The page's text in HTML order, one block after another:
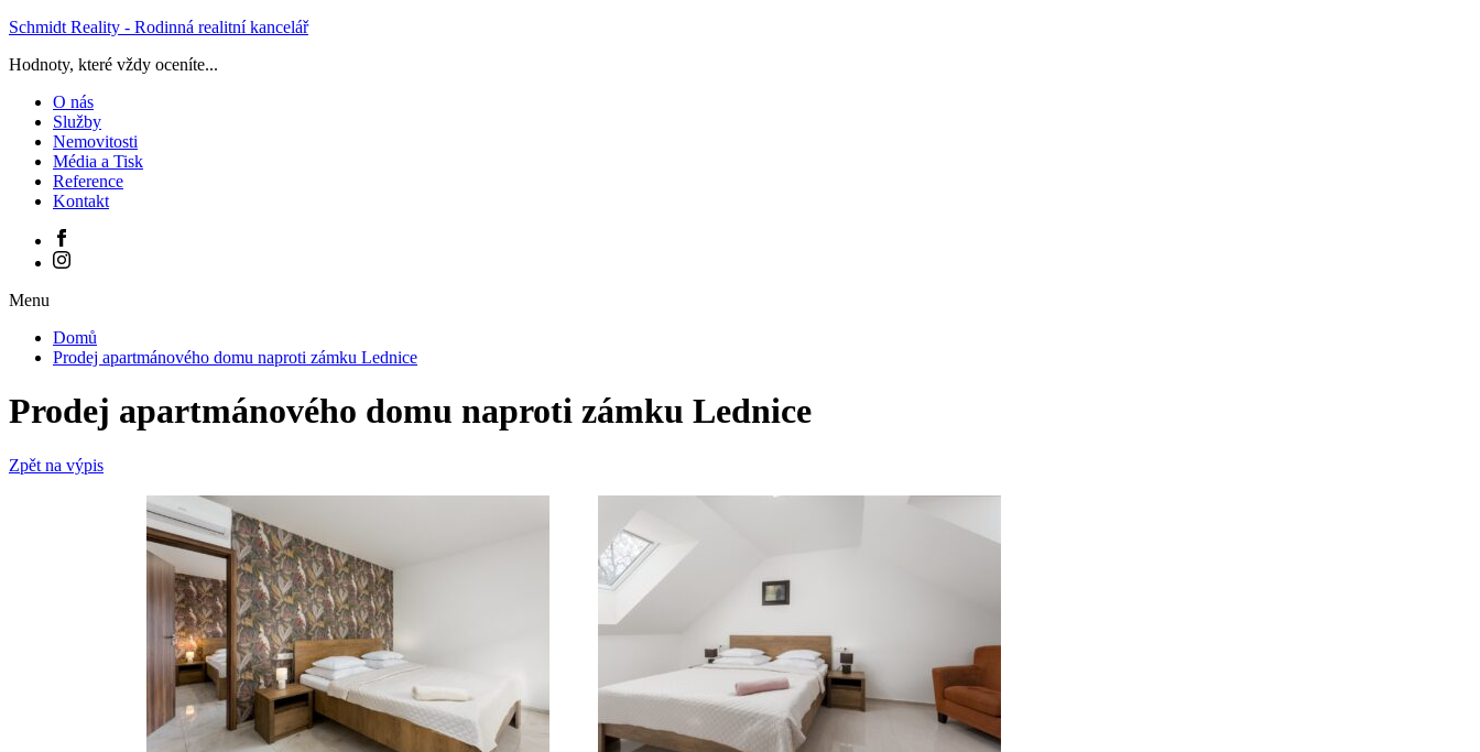
Schmidt Reality - Rodinná realitní kancelář
Hodnoty, které vždy oceníte...
O nás
Služby
Nemovitosti
Média a Tisk
Reference
Kontakt
Menu
Domů
Prodej apartmánového domu naproti zámku Lednice
Prodej apartmánového domu naproti zámku Lednice
Zpět na výpis